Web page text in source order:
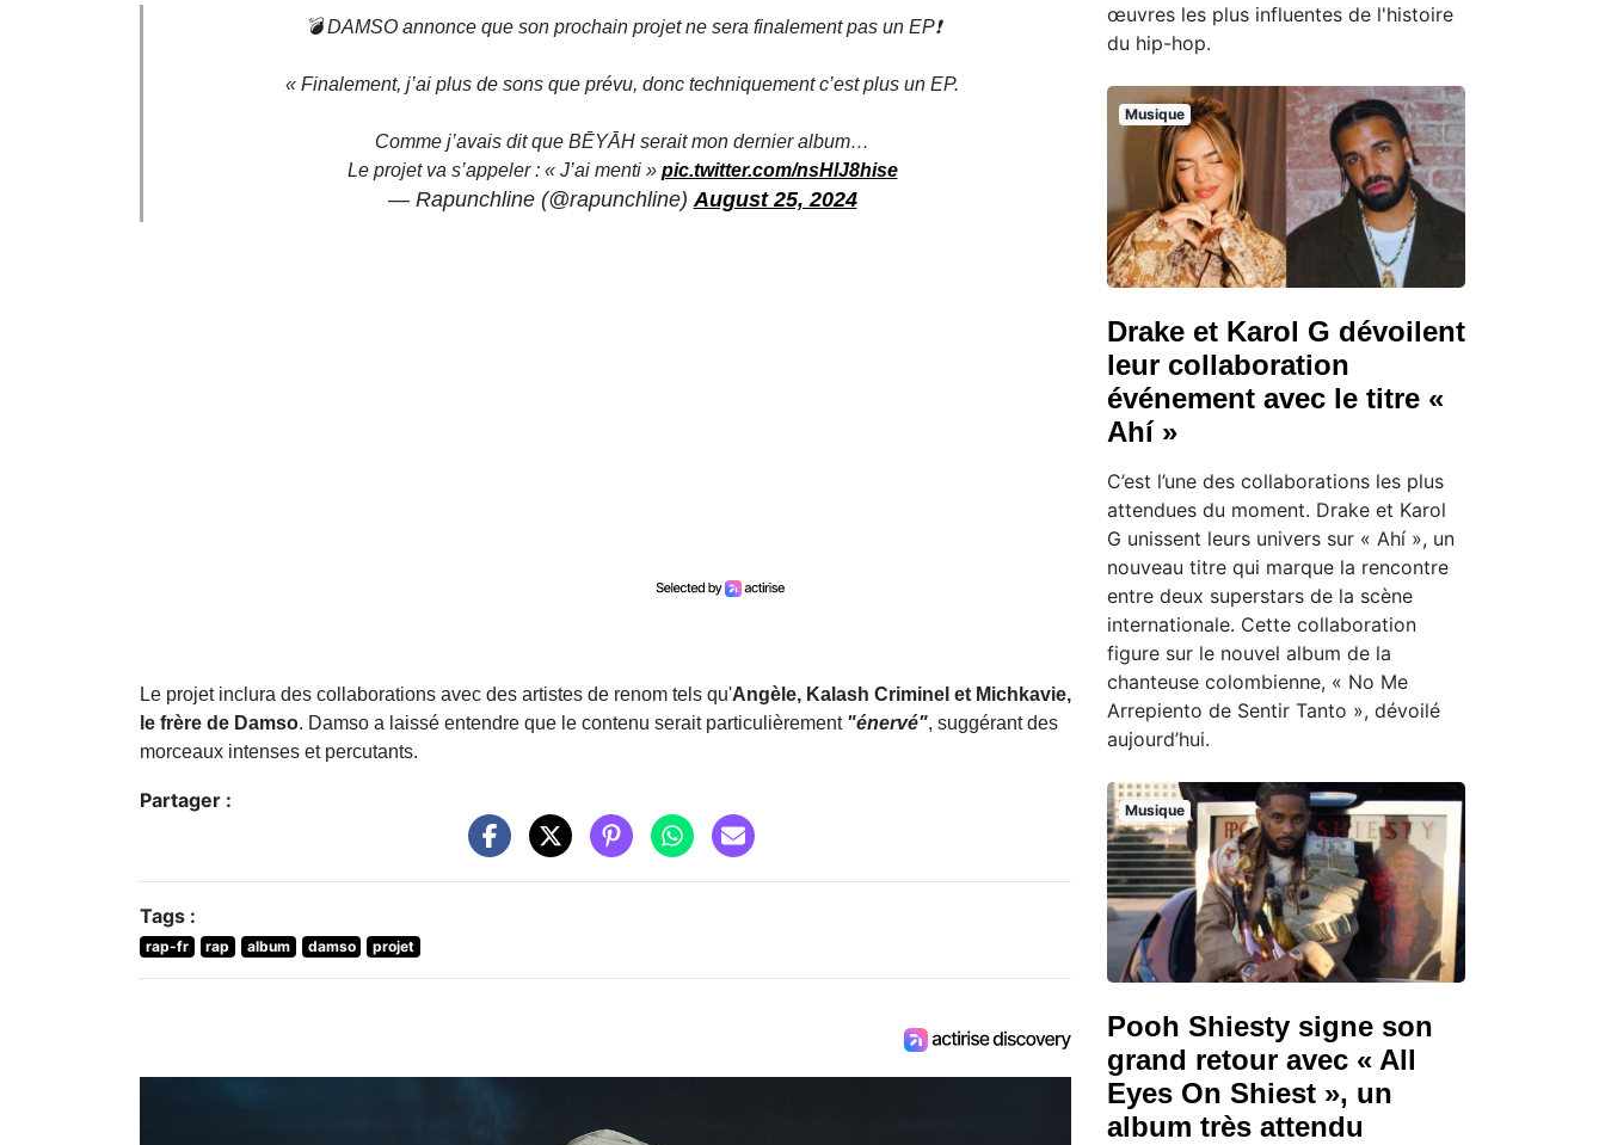
💣 DAMSO annonce que son prochain projet ne sera finalement pas un EP❗️
« Finalement, j’ai plus de sons que prévu, donc techniquement c’est plus un EP.
Comme j’avais dit que BĒYĀH serait mon dernier album…
Le projet va s’appeler : « J’ai menti » pic.twitter.com/nsHlJ8hise
— Rapunchline (@rapunchline) August 25, 2024
Le projet inclura des collaborations avec des artistes de renom tels qu'Angèle, Kalash Criminel et Michkavie,
le frère de Damso. Damso a laissé entendre que le contenu serait particulièrement "énervé", suggérant des
morceaux intenses et percutants.
Partager :
Tags :
rap-fr rap album damso projet
œuvres les plus influentes de l'histoire
du hip-hop.
Musique
Drake et Karol G dévoilent
leur collaboration
événement avec le titre «
Ahí »
C’est l’une des collaborations les plus
attendues du moment. Drake et Karol
G unissent leurs univers sur « Ahí », un
nouveau titre qui marque la rencontre
entre deux superstars de la scène
internationale. Cette collaboration
figure sur le nouvel album de la
chanteuse colombienne, « No Me
Arrepiento de Sentir Tanto », dévoilé
aujourd’hui.
Musique
Pooh Shiesty signe son
grand retour avec « All
Eyes On Shiest », un
album très attendu